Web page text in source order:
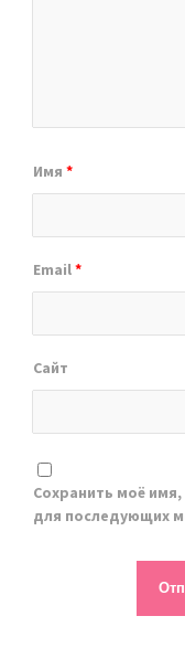
Имя *
Email*
Сайт
Сохранить моё
для последующих